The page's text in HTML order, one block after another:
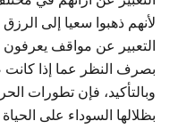
لأنهم ذهبوا سعيا إلى
التعبير عن مواقف يعرفون
بصرف النظر عما إذا
وبالتأكيد، فإن تطورات
بظلالها السوداء على